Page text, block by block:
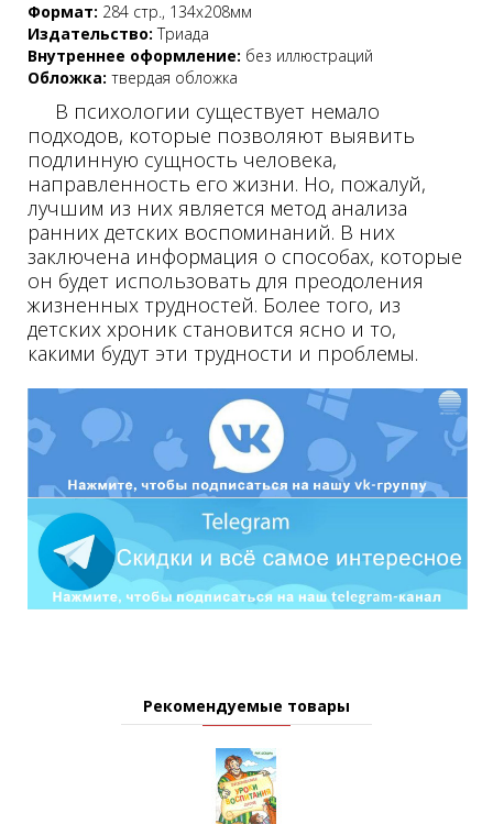
Формат: 284 стр., 134х208мм
Издательство: Триада
Внутреннее оформление: без иллюстраций
Обложка: твердая обложка
В психологии существует немало
подходов, которые позволяют выявить
подлинную сущность человека,
направленность его жизни. Но, пожалуй,
лучшим из них является метод анализа
ранних детских воспоминаний. В них
заключена информация о способах, которые
он будет использовать для преодоления
жизненных трудностей. Более того, из
детских хроник становится ясно и то,
какими будут эти трудности и проблемы.
Рекомендуемые товары